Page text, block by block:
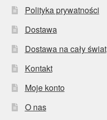
Polityka prywatności
Dostawa
Dostawa na cały świat
Kontakt
Moje konto
O nas